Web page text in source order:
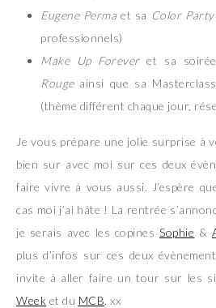
Eugene Perma et sa Color Party
professionnels)
Make Up Foreveret sa soirée
Rouge ainsi que sa
(thème différent chaque jour,
Je vous prépare une jolie surprise à
bien sur avec moi sur ces deux
faire vivre à vous aussi. J’espère
cas moi j’ai hâte ! La rentrée
je serais avec les copinesSophie &
plus d’infos sur ces deux
invite à aller faire un tour sur les
Week et du MCB. xx